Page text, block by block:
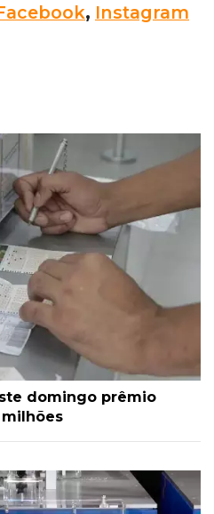
, Instagram
domingo prêmio
milhões